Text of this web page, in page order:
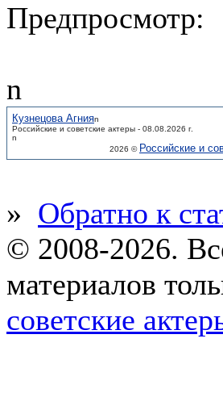
Предпросмотр:
n
Кузнецова Агнияn
Российские и советские актеры - 08.08.2026 г.
n
2026 © Российские и
» Обратно к
© 2008-2026.
материалов
советские